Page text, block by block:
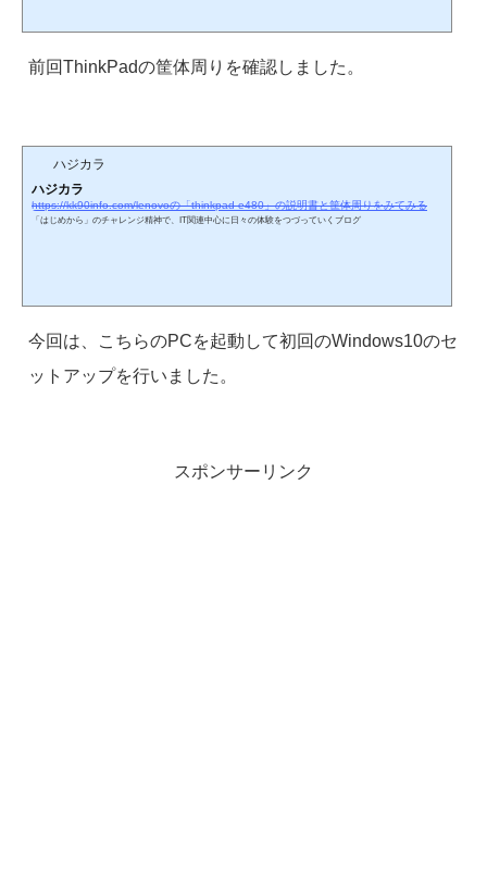
前回ThinkPadの筐体周りを確認しました。
ハジカラ
ハジカラ
https://kk90info.com/lenovoの「thinkpad-e480」の説明書と筐体周りをみてみる
「はじめから」のチャレンジ精神で、IT関連中心に日々の体験をつづっていくブログ
今回は、こちらのPCを起動して初回のWindows10のセ
ットアップを行いました。
スポンサーリンク